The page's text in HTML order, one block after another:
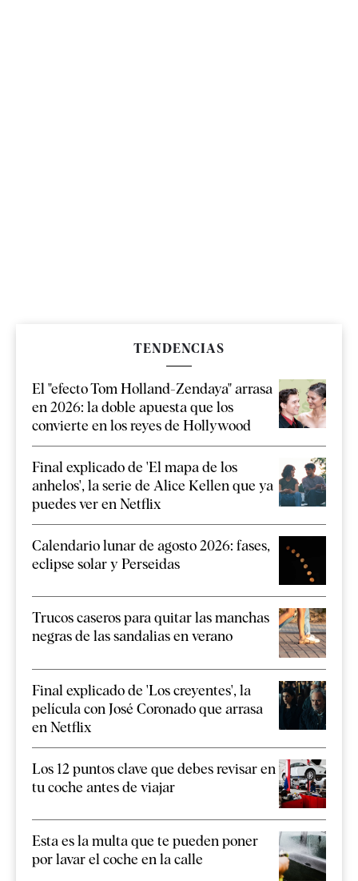
TENDENCIAS
El "efecto Tom Holland-Zendaya" arrasa
en 2026: la doble apuesta que los
convierte en los reyes de Hollywood
Final explicado de 'El mapa de los
anhelos', la serie de Alice Kellen que ya
puedes ver en Netflix
Calendario lunar de agosto 2026: fases,
eclipse solar y Perseidas
Trucos caseros para quitar las manchas
negras de las sandalias en verano
Final explicado de 'Los creyentes', la
película con José Coronado que arrasa
en Netflix
Los 12 puntos clave que debes revisar en
tu coche antes de viajar
Esta es la multa que te pueden poner
por lavar el coche en la calle